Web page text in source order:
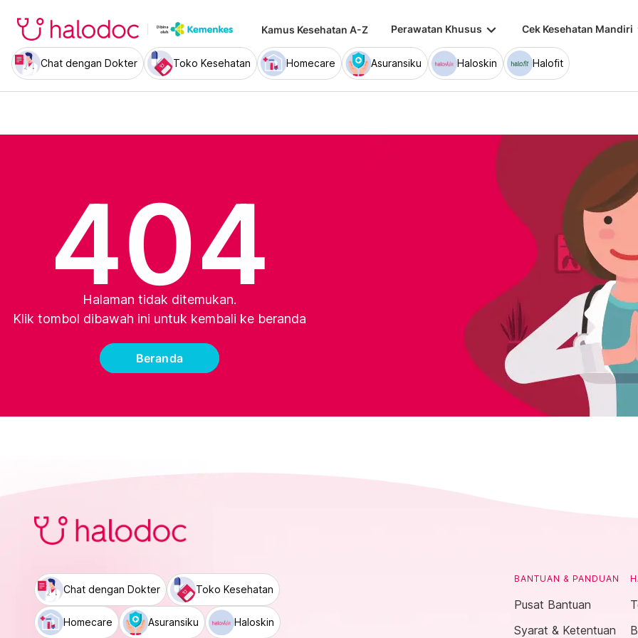
Kamus Kesehatan A-Z Perawatan Khusus keyboard_arrow_down Cek Kesehatan Mandiri
Chat dengan Dokter Toko Kesehatan Homecare Asuransiku Haloskin Halofit
404
Halaman tidak ditemukan.
Klik tombol dibawah ini untuk kembali ke beranda
Beranda
Chat dengan Dokter Toko Kesehatan
Homecare Asuransiku Haloskin
BANTUAN & PANDUAN
Pusat Bantuan
Syarat & Ketentuan